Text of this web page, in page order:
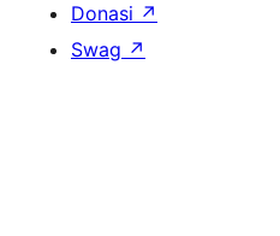
Donasi ↗
Swag ↗